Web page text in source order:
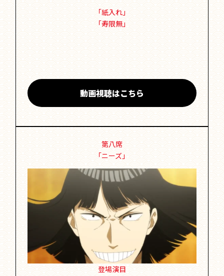
「紙入れ」
「寿限無」
動画視聴はこちら
第八席
「ニーズ」
登場演目